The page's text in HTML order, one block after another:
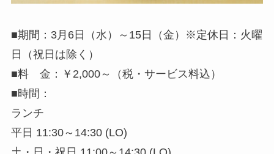
■期間：3月6日（水）～15日（金）※定休日：火曜
日（祝日は除く）
■料 金：￥2,000～（税・サービス料込）
■時間：
ランチ
平日 11:30～14:30 (LO)